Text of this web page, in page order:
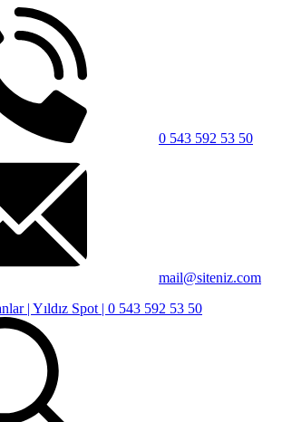
0 543 592 53 50
mail@siteniz.com